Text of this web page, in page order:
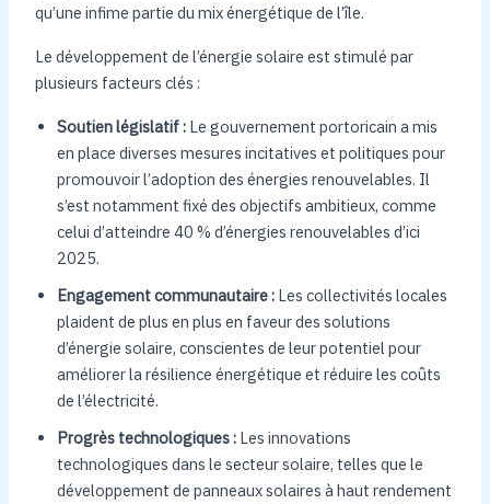
qu’une infime partie du mix énergétique de l’île.
Le développement de l’énergie solaire est stimulé par
plusieurs facteurs clés :
Soutien législatif :Le gouvernement portoricain a mis
en place diverses mesures incitatives et politiques pour
promouvoir l’adoption des énergies renouvelables. Il
s’est notamment fixé des objectifs ambitieux, comme
celui d’atteindre 40 % d’énergies renouvelables d’ici
2025.
Engagement communautaire :Les collectivités locales
plaident de plus en plus en faveur des solutions
d’énergie solaire, conscientes de leur potentiel pour
améliorer la résilience énergétique et réduire les coûts
de l’électricité.
Progrès technologiques :Les innovations
technologiques dans le secteur solaire, telles que le
développement de panneaux solaires à haut rendement